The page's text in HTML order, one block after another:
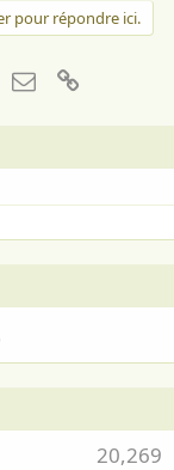
pour répondre ici.
Email
20,269